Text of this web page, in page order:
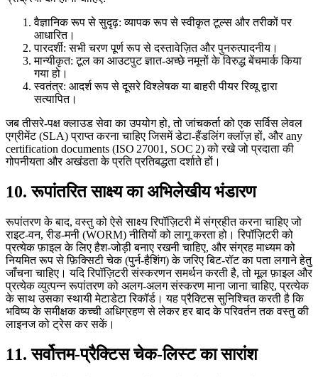
वैज्ञानिक रूप से सुदृढ़: व्यापक रूप से स्वीकृत टूल्स और तरीकों पर
आधारित।
पारदर्शी: सभी चरण पूर्ण रूप से दस्तावेज़ित और पुनरुत्पादनीय।
मान्यीकृत: टूल का आउटपुट ज्ञात‑अच्छे नमूनों के विरुद्ध बेंचमार्क किया
गया हो।
स्वतंत्र: आदर्श रूप से दूसरे विश्लेषक या बाहरी पीयर रिव्यू द्वारा
सत्यापित।
जब तीसरे‑पक्ष क्लाउड सेवा का उपयोग हो, तो जांचकर्ता को एक सर्विस लेवल
एग्रीमेंट (SLA) प्राप्त करना चाहिए जिसमें डेटा‑हैंडलिंग क्लॉज़ हों, और any
certification documents (ISO 27001, SOC 2) को रखे जो प्रदाता की
गोपनीयता और अखंडता के प्रति प्रतिबद्धता दर्शाते हों।
10. रूपांतरित साक्ष्य का अभिलेखीय भंडारण
रूपांतरण के बाद, वस्तु को ऐसे साक्ष्य रिपॉज़िटरी में संग्रहीत करना चाहिए जो
राइट‑वन, रीड‑मनी (WORM) नीतियों को लागू करता हो। रिपॉज़िटरी को
प्रत्येक फ़ाइल के लिए हैश‑जोड़ी बनाए रखनी चाहिए, और संग्रह माध्यम को
नियमित रूप से फ़िक्सिटी चेक (पुर्न‑हैशिंग) के जरिए बिट‑रॉट का पता लगाने हेतु
जाँचना चाहिए। यदि रिपॉज़िटरी संस्करणन समर्थन करती है, तो मूल फ़ाइल और
प्रत्येक व्युत्पन्न रूपांतरण को अलग‑अलग संस्करण माना जाना चाहिए, प्रत्येक
के साथ उसका स्थायी मेटाडेटा रिकॉर्ड। यह प्रैक्टिस सुनिश्चित करती है कि
भविष्य के समीक्षक कच्ची अधिग्रहण से लेकर हर बाद के परिवर्तन तक वस्तु की
लाइनज को ट्रेस कर सकें।
11. सर्वोत्तम‑प्रैक्टिस चेक‑लिस्ट का सारांश